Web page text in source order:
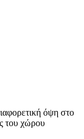
όψη στο
του χώρου